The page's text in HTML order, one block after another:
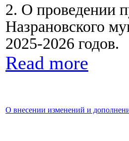
2. О проведении
Назрановского
2025-2026 годов.
Read more
О внесении изменений и